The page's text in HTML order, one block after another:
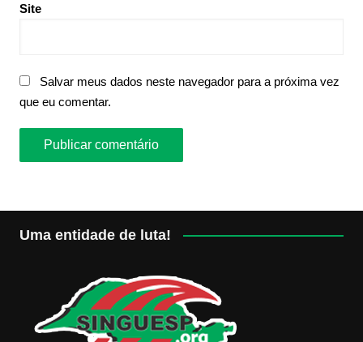
Site
Salvar meus dados neste navegador para a próxima vez
que eu comentar.
Uma entidade de luta!